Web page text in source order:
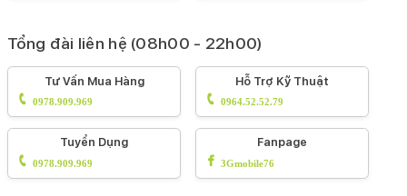
Công nghệ kết nối:Bluetooth 5.3.
Kết nối đa điểm:Hỗ trợ kết nối cùng lúc 2 thiết bị.
Tổng đài liên hệ (08h00 - 22h00)
Tư Vấn Mua Hàng
0978.909.969
Hỗ Trợ Kỹ Thuật
0964.52.52.79
Tuyển Dụng
0978.909.969
Fanpage
3Gmobile76